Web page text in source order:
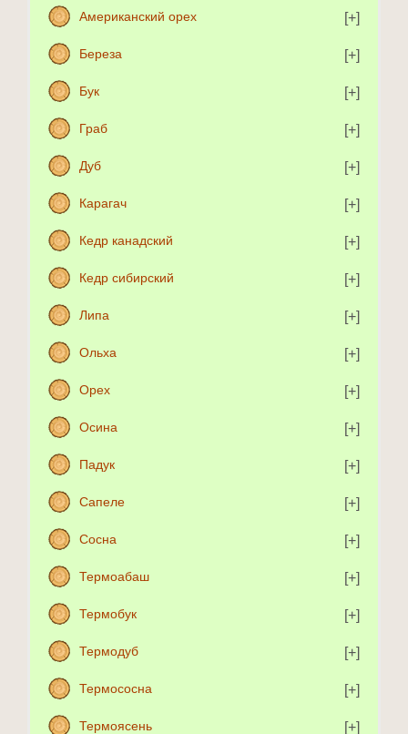
Американский орех
Береза
Бук
Граб
Дуб
Карагач
Кедр канадский
Кедр сибирский
Липа
Ольха
Орех
Осина
Падук
Сапеле
Сосна
Термоабаш
Термобук
Термодуб
Термососна
Термоясень